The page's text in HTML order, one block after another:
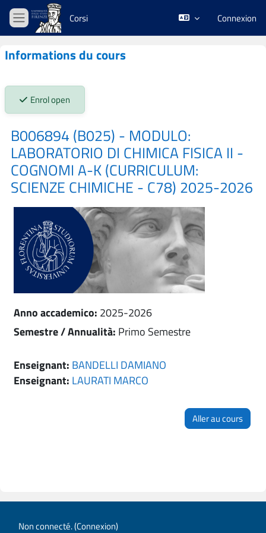
Passer au contenu principal
Panneau latéral
Corsi Connexion
Informations du cours
Stato iscrizioni:
Enrol open
B006894 (B025) - MODULO:
LABORATORIO DI CHIMICA FISICA II -
COGNOMI A-K (CURRICULUM:
SCIENZE CHIMICHE - C78) 2025-2026
Anno accademico: 2025-2026
Semestre / Annualità: Primo Semestre
Enseignant: BANDELLI DAMIANO
Enseignant: LAURATI MARCO
Aller au cours
Non connecté. (Connexion)